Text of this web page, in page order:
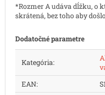
*Rozmer A udáva dĺžku, o
skrátená, bez toho aby
Dodatočné parametre
Kategória:
EAN: